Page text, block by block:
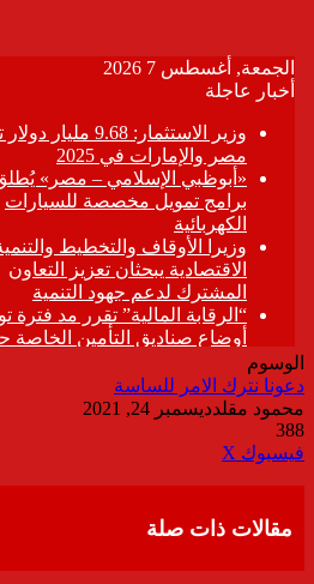
الوسوم
دعونا نترك الامر للساسة
محمود مقلدديسمبر 24, 2021
388
فيسبوك ‫X
مقالات ذات صلة